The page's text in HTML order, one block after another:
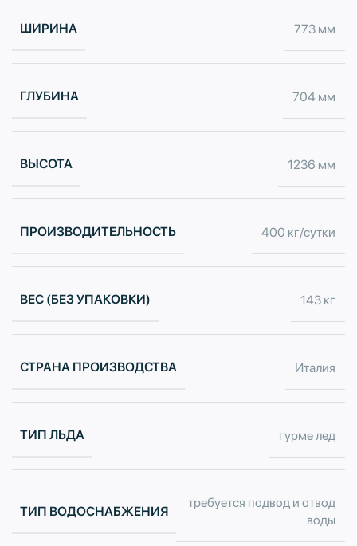
ШИРИНА 773 мм
ГЛУБИНА 704 мм
ВЫСОТА 1236 мм
ПРОИЗВОДИТЕЛЬНОСТЬ 400 кг/сутки
ВЕС (БЕЗ УПАКОВКИ) 143 кг
СТРАНА ПРОИЗВОДСТВА Италия
ТИП ЛЬДА гурме лед
ТИП ВОДОСНАБЖЕНИЯ
требуется подвод и отвод
воды